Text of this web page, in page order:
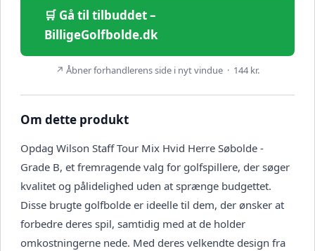
🛒 Gå til tilbuddet –
BilligeGolfbolde.dk
↗ Åbner forhandlerens side i nyt vindue · 144 kr.
Om dette produkt
Opdag Wilson Staff Tour Mix Hvid Herre Søbolde -
Grade B, et fremragende valg for golfspillere, der søger
kvalitet og pålidelighed uden at sprænge budgettet.
Disse brugte golfbolde er ideelle til dem, der ønsker at
forbedre deres spil, samtidig med at de holder
omkostningerne nede. Med deres velkendte design fra